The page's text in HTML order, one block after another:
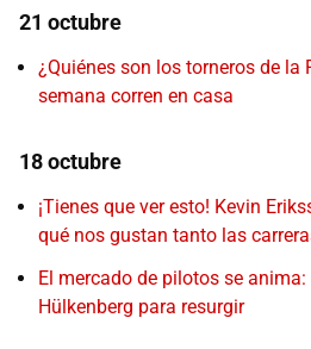
21 octubre
¿Quiénes son los torneros de la
semana corren en casa
18 octubre
¡Tienes que ver esto! Kevin
qué nos gustan tanto las
El mercado de pilotos se
Hülkenberg para resurgir